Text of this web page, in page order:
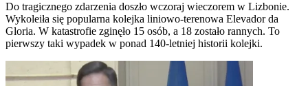
Do tragicznego zdarzenia doszło wczoraj wieczorem w Lizbonie.
Wykoleiła się popularna kolejka liniowo-terenowa Elevador da
Gloria. W katastrofie zginęło 15 osób, a 18 zostało rannych. To
pierwszy taki wypadek w ponad 140-letniej historii kolejki.